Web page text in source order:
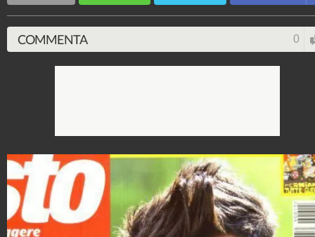
COMMENTA 0